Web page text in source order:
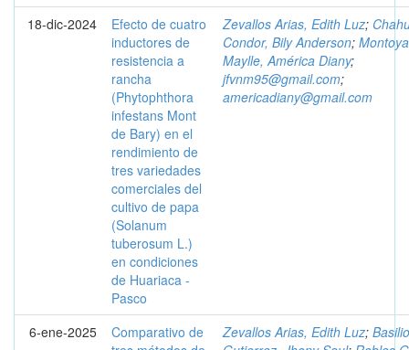
18-dic-2024
Efecto de cuatro
inductores de
resistencia a
rancha
(Phytophthora
infestans Mont
de Bary) en el
rendimiento de
tres variedades
comerciales del
cultivo de papa
(Solanum
tuberosum L.)
en condiciones
de Huariaca -
Pasco
Zevallos Arias, Edith Luz;
Condor, Bily Anderson; Montoya
Maylle, América Diany;
jfvnm95@gmail.com;
americadiany@gmail.com
6-ene-2025
Comparativo de
Zevallos Arias, Edith Luz; Basilio